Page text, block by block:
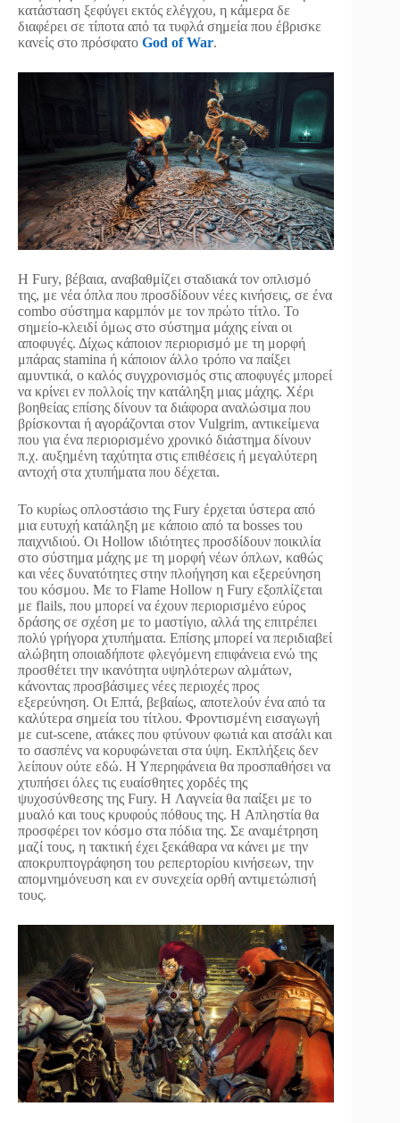
κατάσταση ξεφύγει εκτός ελέγχου, η κάμερα δε
διαφέρει σε τίποτα από τα τυφλά σημεία που έβρισκε
κανείς στο πρόσφατο God of War.
Η Fury, βέβαια, αναβαθμίζει σταδιακά τον οπλισμό
της, με νέα όπλα που προσδίδουν νέες κινήσεις, σε ένα
combo σύστημα καρμπόν με τον πρώτο τίτλο. Το
σημείο-κλειδί όμως στο σύστημα μάχης είναι οι
αποφυγές. Δίχως κάποιον περιορισμό με τη μορφή
μπάρας stamina ή κάποιον άλλο τρόπο να παίξει
αμυντικά, ο καλός συγχρονισμός στις αποφυγές μπορεί
να κρίνει εν πολλοίς την κατάληξη μιας μάχης. Χέρι
βοηθείας επίσης δίνουν τα διάφορα αναλώσιμα που
βρίσκονται ή αγοράζονται στον Vulgrim, αντικείμενα
που για ένα περιορισμένο χρονικό διάστημα δίνουν
π.χ. αυξημένη ταχύτητα στις επιθέσεις ή μεγαλύτερη
αντοχή στα χτυπήματα που δέχεται.
Το κυρίως οπλοστάσιο της Fury έρχεται ύστερα από
μια ευτυχή κατάληξη με κάποιο από τα bosses του
παιχνιδιού. Οι Hollow ιδιότητες προσδίδουν ποικιλία
στο σύστημα μάχης με τη μορφή νέων όπλων, καθώς
και νέες δυνατότητες στην πλοήγηση και εξερεύνηση
του κόσμου. Με το Flame Hollow η Fury εξοπλίζεται
με flails, που μπορεί να έχουν περιορισμένο εύρος
δράσης σε σχέση με το μαστίγιο, αλλά της επιτρέπει
πολύ γρήγορα χτυπήματα. Επίσης μπορεί να περιδιαβεί
αλώβητη οποιαδήποτε φλεγόμενη επιφάνεια ενώ της
προσθέτει την ικανότητα υψηλότερων αλμάτων,
κάνοντας προσβάσιμες νέες περιοχές προς
εξερεύνηση. Οι Επτά, βεβαίως, αποτελούν ένα από τα
καλύτερα σημεία του τίτλου. Φροντισμένη εισαγωγή
με cut-scene, ατάκες που φτύνουν φωτιά και ατσάλι και
το σασπένς να κορυφώνεται στα ύψη. Εκπλήξεις δεν
λείπουν ούτε εδώ. Η Υπερηφάνεια θα προσπαθήσει να
χτυπήσει όλες τις ευαίσθητες χορδές της
ψυχοσύνθεσης της Fury. H Λαγνεία θα παίξει με το
μυαλό και τους κρυφούς πόθους της. Η Aπληστία θα
προσφέρει τον κόσμο στα πόδια της. Σε αναμέτρηση
μαζί τους, η τακτική έχει ξεκάθαρα να κάνει με την
αποκρυπτογράφηση του ρεπερτορίου κινήσεων, την
απομνημόνευση και εν συνεχεία ορθή αντιμετώπισή
τους.